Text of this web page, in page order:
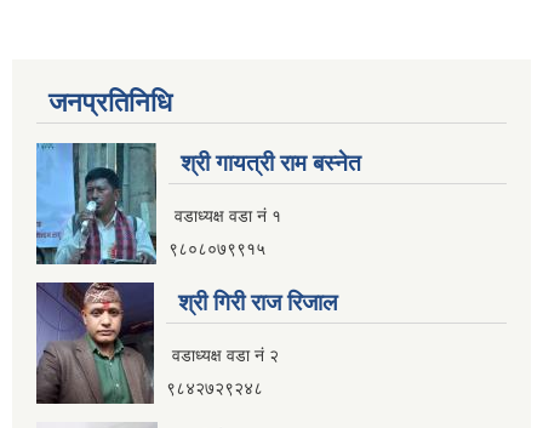
जनप्रतिनिधि
श्री गायत्री राम बस्नेत
वडाध्यक्ष वडा न‌ं १
९८०८०७९९१५
श्री गिरी राज रिजाल
वडाध्यक्ष वडा नं २
९८४२७२९२४८